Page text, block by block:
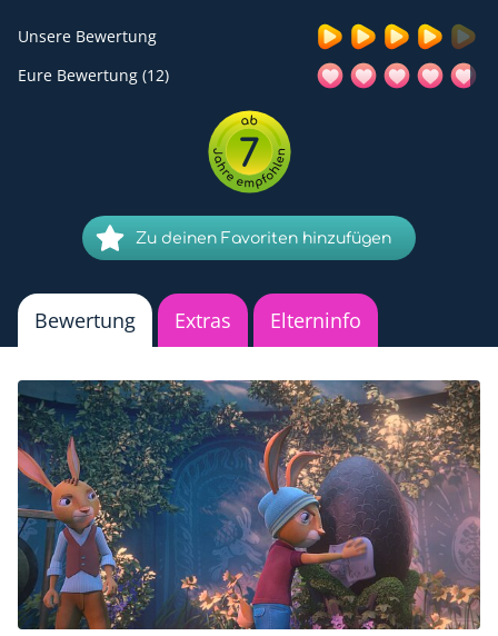
Datenschutzerklärung
Unsere Bewertung
Eure Bewertung (12)
7
Zu deinen Favoriten hinzufügen
Bewertung Extras Elterninfo